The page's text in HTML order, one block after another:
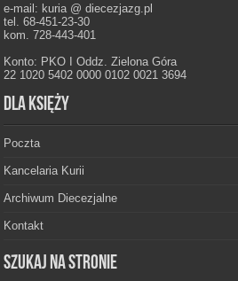
e-mail: kuria @ diecezjazg.pl
tel. 68-451-23-30
kom. 728-443-401
Konto: PKO I Oddz. Zielona Góra
22 1020 5402 0000 0102 0021 3694
Dla księży
Poczta
Kancelaria Kurii
Archiwum Diecezjalne
Kontakt
Szukaj na stronie